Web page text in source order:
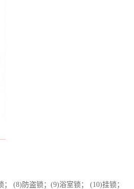
(8)防盗锁；(9)浴室锁； (10)挂锁；